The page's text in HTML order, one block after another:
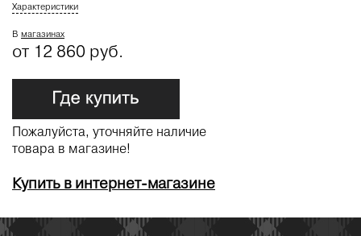
Характеристики
В магазинах
от 12 860 руб.
Пожалуйста, уточняйте наличие
товара в магазине!
Купить в интернет-магазине